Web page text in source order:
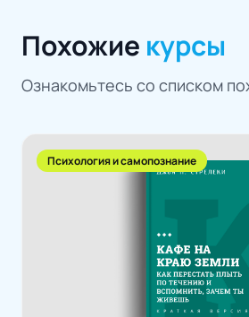
Похожие курсы
Ознакомьтесь со списком
Психология и самопознание